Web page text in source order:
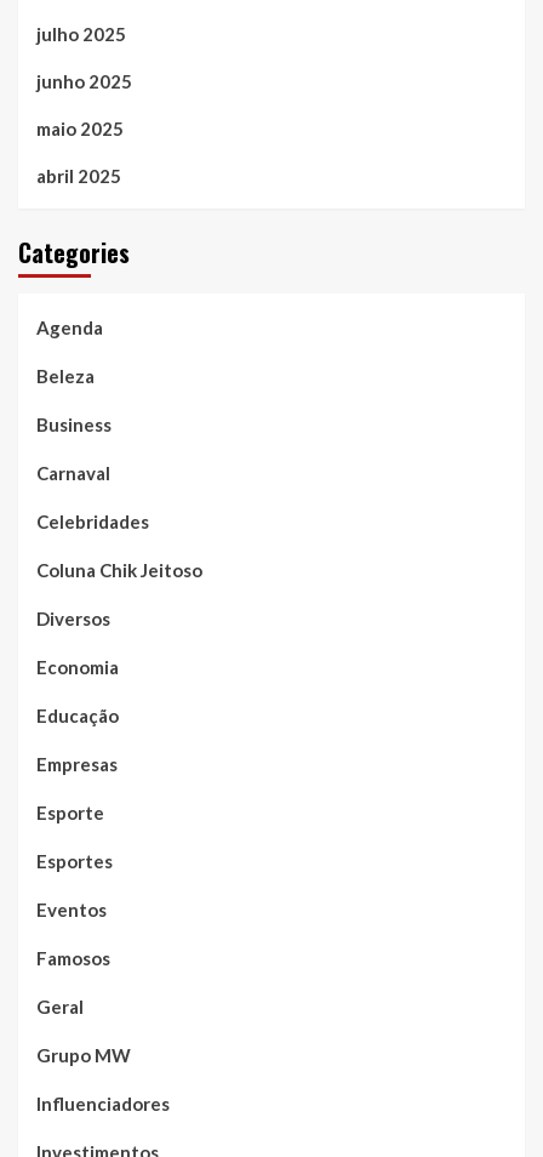
julho 2025
junho 2025
maio 2025
abril 2025
Categories
Agenda
Beleza
Business
Carnaval
Celebridades
Coluna Chik Jeitoso
Diversos
Economia
Educação
Empresas
Esporte
Esportes
Eventos
Famosos
Geral
Grupo MW
Influenciadores
Investimentos